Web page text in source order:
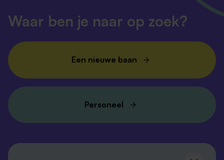
Waar ben je naar op zoek?
Een nieuwe baan
Personeel